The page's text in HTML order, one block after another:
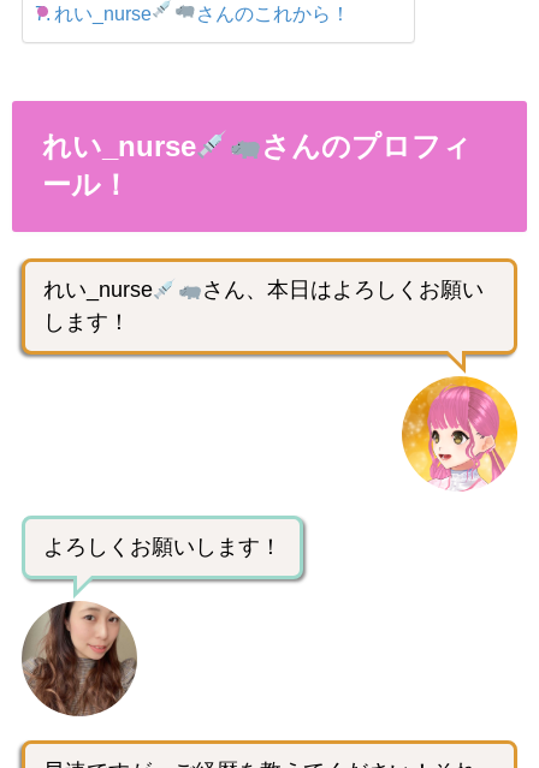
れい_nurse
さんのこれから！
れい_nurse
さんのプロフィ
ール！
れい_nurse
さん、本日はよろしくお願い
します！
よろしくお願いします！